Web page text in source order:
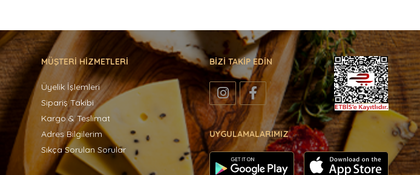
MÜŞTERİ HİZMETLERİ
Üyelik İşlemleri
Sipariş Takibi
Kargo & Teslimat
Adres Bilgilerim
Sıkça Sorulan Sorular
BİZİ TAKİP EDİN
UYGULAMALARIMIZ